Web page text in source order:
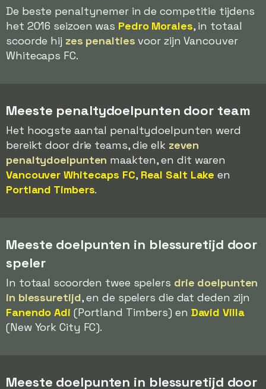
De beste penaltynemer in de competitie tijdens
het 2016 seizoen was Pedro Morales, in totaal
scoorde hij zes penalties voor zijn Vancouver
Whitecaps FC.
Meeste penaltydoelpunten door team
Het hoogste aantal penaltydoelpunten werd
bereikt door drie teams, die elk zeven
penaltydoelpunten maakten, en dit waren
Vancouver Whitecaps FC, Real Salt Lake en
Portland Timbers.
Meeste doelpunten in blessuretijd door
speler
In totaal scoorden twee spelers drie doelpunten
in blessuretijd, en de spelers die dat deden zijn
Fanendo Adi (Portland Timbers) en David Villa
(New York City FC).
Meeste doelpunten in blessuretijd door